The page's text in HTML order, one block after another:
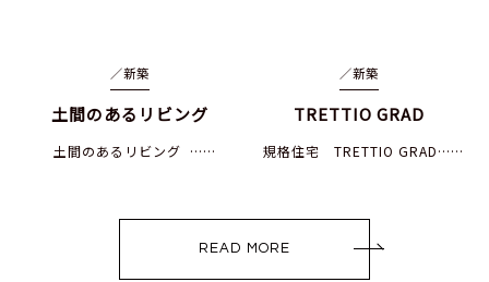
／新築
土間のあるリビング
土間のあるリビング ……
／新築
TRETTIO GRAD
規格住宅 TRETTIO GRAD……
READ MORE